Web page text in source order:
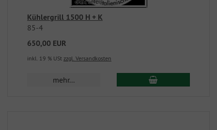
Kühlergrill 1500 H + K
85-4
650,00 EUR
inkl. 19 % USt zzgl. Versandkosten
mehr...